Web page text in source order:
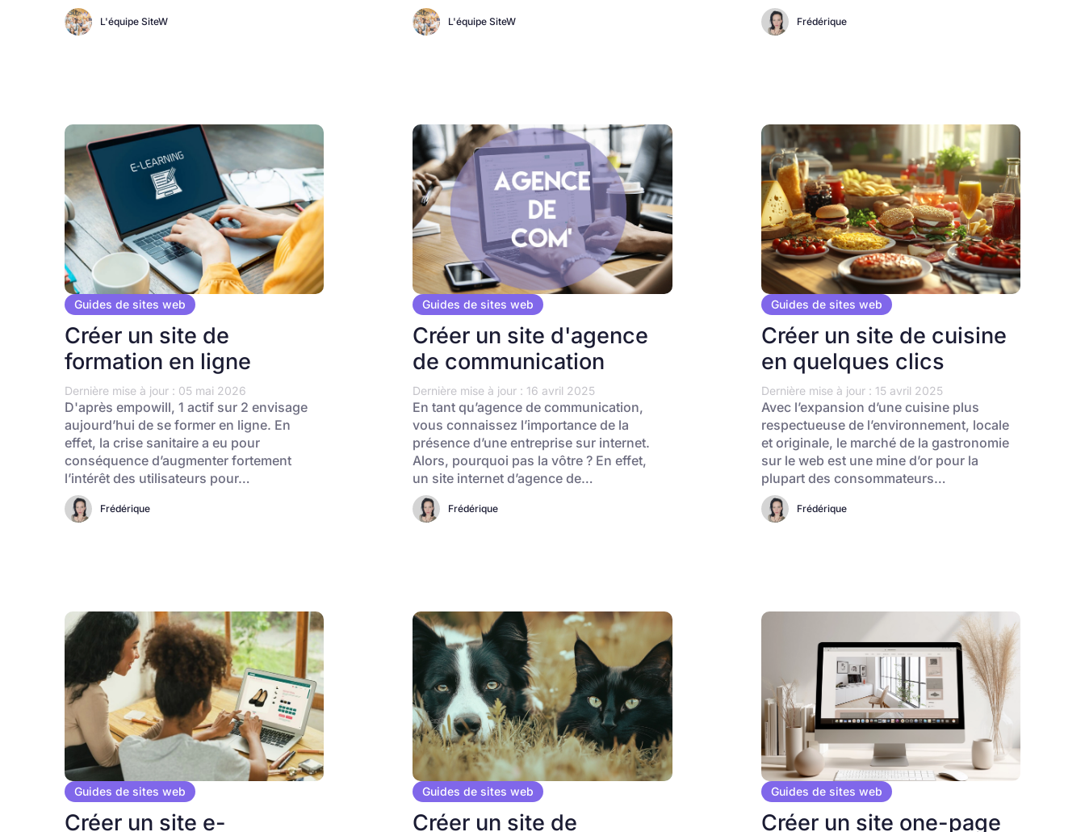
L'équipe SiteW L'équipe SiteW Frédérique
Guides de sites web
Créer un site de
formation en ligne
Dernière mise à jour : 05 mai 2026
D'après empowill, 1 actif sur 2 envisage
aujourd’hui de se former en ligne. En
effet, la crise sanitaire a eu pour
conséquence d’augmenter fortement
l’intérêt des utilisateurs pour…
Frédérique
Guides de sites web
Créer un site d'agence
de communication
Dernière mise à jour : 16 avril 2025
En tant qu’agence de communication,
vous connaissez l’importance de la
présence d’une entreprise sur internet.
Alors, pourquoi pas la vôtre ? En effet,
un site internet d’agence de…
Frédérique
Guides de sites web
Créer un site de cuisine
en quelques clics
Dernière mise à jour : 15 avril 2025
Avec l’expansion d’une cuisine plus
respectueuse de l’environnement, locale
et originale, le marché de la gastronomie
sur le web est une mine d’or pour la
plupart des consommateurs…
Frédérique
Guides de sites web
Créer un site e-
Guides de sites web
Créer un site de
Guides de sites web
Créer un site one-page